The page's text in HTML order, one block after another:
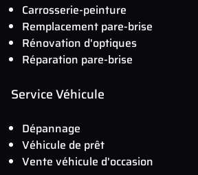
Carrosserie-peinture
Remplacement pare-brise
Rénovation d'optiques
Réparation pare-brise
Service Véhicule
Dépannage
Véhicule de prêt
Vente véhicule d'occasion